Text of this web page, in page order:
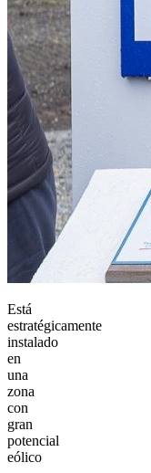
Está
estratégicamente
instalado
en
una
zona
con
gran
potencial
eólico